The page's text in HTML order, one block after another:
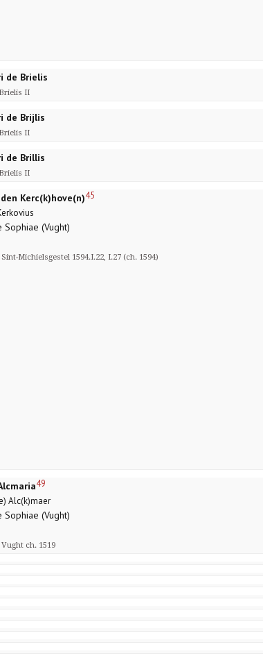
de Brielis
II
de Brijlis
II
de Brillis
II
Kerc(k)hove(n)45
Sophiae (Vught)
Michielsgestel 1594.I.22, I.27 (ch. 1594)
49
Alc(k)maer
Sophiae (Vught)
ch. 1519